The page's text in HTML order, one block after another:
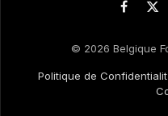
X
© 2026 Belgique
Politique de Confidentialit